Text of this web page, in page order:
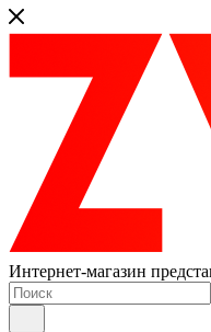
Интернет-магазин